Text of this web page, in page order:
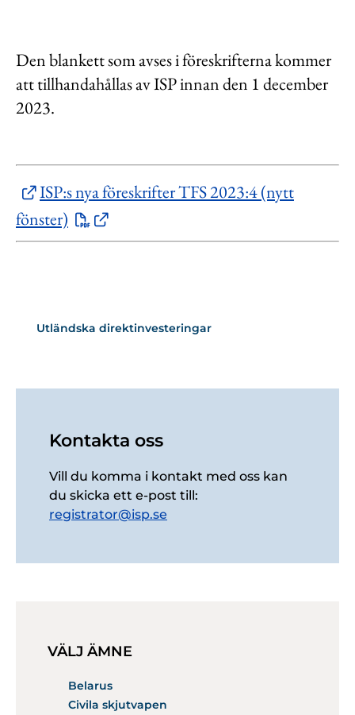
Den blankett som avses i föreskrifterna kommer
att tillhandahållas av ISP innan den 1 december
2023.
ISP:s nya föreskrifter TFS 2023:4 (nytt
fönster)
Utländska direktinvesteringar
Kontakta oss
Vill du komma i kontakt med oss kan
du skicka ett e-post till:
registrator@isp.se
VÄLJ ÄMNE
Belarus
Civila skjutvapen